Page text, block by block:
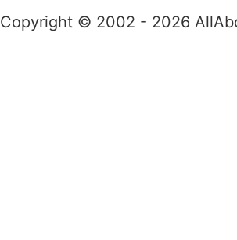
Copyright © 2002 - 2026